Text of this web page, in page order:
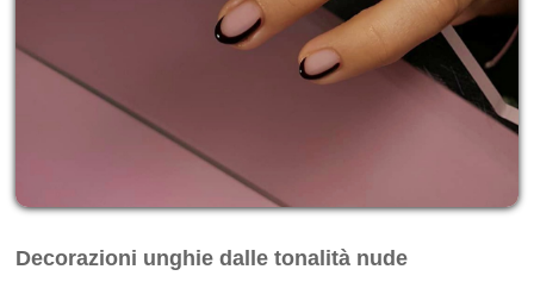
Decorazioni unghie dalle tonalità nude